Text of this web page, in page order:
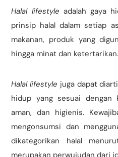
Halal lifestyle adalah gaya
prinsip halal dalam setiap
makanan, produk yang
hingga minat dan ketertarikan.
Halal lifestyle juga dapat
hidup yang sesuai dengan
aman, dan higienis.
mengonsumsi dan
dikategorikan halal
merupakan perwujudan dari